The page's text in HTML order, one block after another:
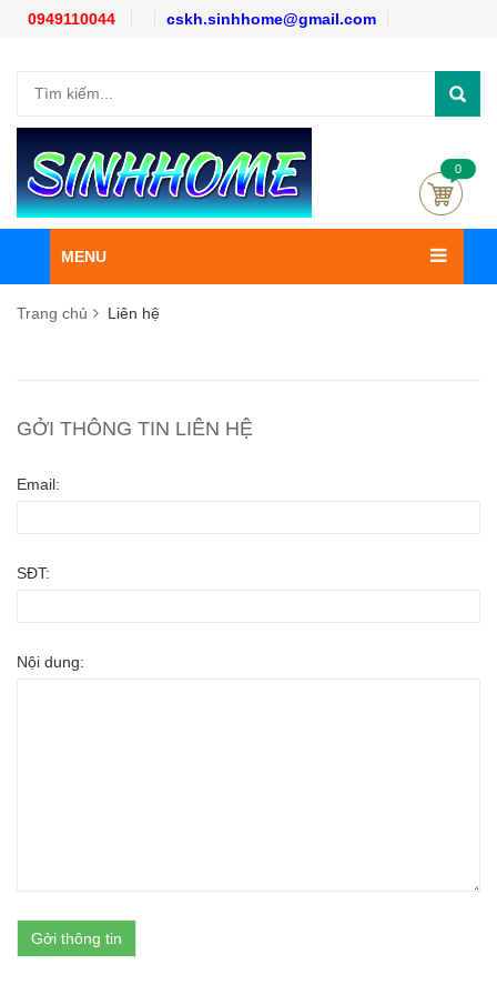
0949110044 cskh.sinhhome@gmail.com
0
MENU
Trang chủ Liên hệ
GỞI THÔNG TIN LIÊN HỆ
Email:
SĐT:
Nội dung: